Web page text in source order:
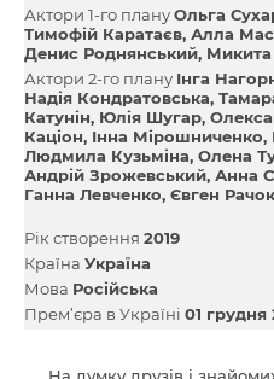
Актори 1-го плануОльга
Тимофій Каратаєв Алла
Денис Роднянський
Актори 2-го плану Інга
Надія Кондратовська
Катунін Юлія Шугар
Каціон Інна Мірошниченко
Людмила Кузьміна Олена
Андрій Зрожевський Анна
Ганна Левченко Євген Рачок
Рік створення 2019
Країна Україна
Мова Російська
Прем’єра в Україні 01 грудня
На думку друзів і